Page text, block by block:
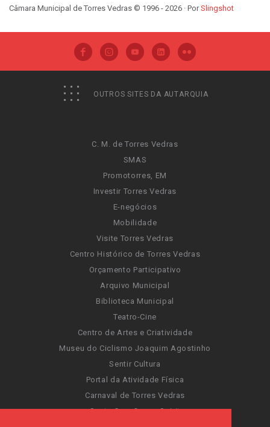
Câmara Municipal de Torres Vedras © 1996 - 2026 · PorSlingshot
OUTROS SITES DA AUTARQUIA
C. M. de Torres Vedras
SMAS
Promotorres, EM
Investir Torres Vedras
E-negócios
Mobilidade
Visite Torres Vedras
Centro Histórico de Torres Vedras
Orçamento Participativo
Arquivo Municipal
Biblioteca Municipal
Teatro-Cine
Centro de Artes e Criatividade
Museu do Ciclismo Joaquim Agostinho
Sentir Cultura
Portal da Atividade Física
Carnaval de Torres Vedras
Santa Cruz Ocean Spirit